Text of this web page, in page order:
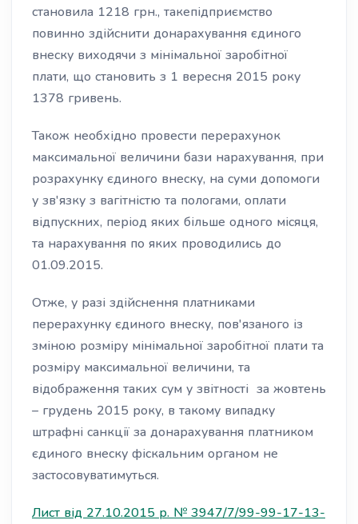
становила 1218 грн., такепідприємство
повинно здійснити донарахування єдиного
внеску виходячи з мінімальної заробітної
плати, що становить з 1 вересня 2015 року
1378 гривень.
Також необхідно провести перерахунок
максимальної величини бази нарахування, при
розрахунку єдиного внеску, на суми допомоги
у зв'язку з вагітністю та пологами, оплати
відпускних, період яких більше одного місяця,
та нарахування по яких проводились до
01.09.2015.
Отже, у разі здійснення платниками
перерахунку єдиного внеску, пов'язаного із
зміною розміру мінімальної заробітної плати та
розміру максимальної величини, та
відображення таких сум у звітності за жовтень
– грудень 2015 року, в такому випадку
штрафні санкції за донарахування платником
єдиного внеску фіскальним органом не
застосовуватимуться.
Лист від 27.10.2015 р. № 3947/7/99-99-17-13-